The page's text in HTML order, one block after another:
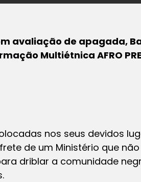
Com avaliação de apagada,
Multiétnica AFRO
nos seus devidos
de um Ministério que
driblar a comunidade